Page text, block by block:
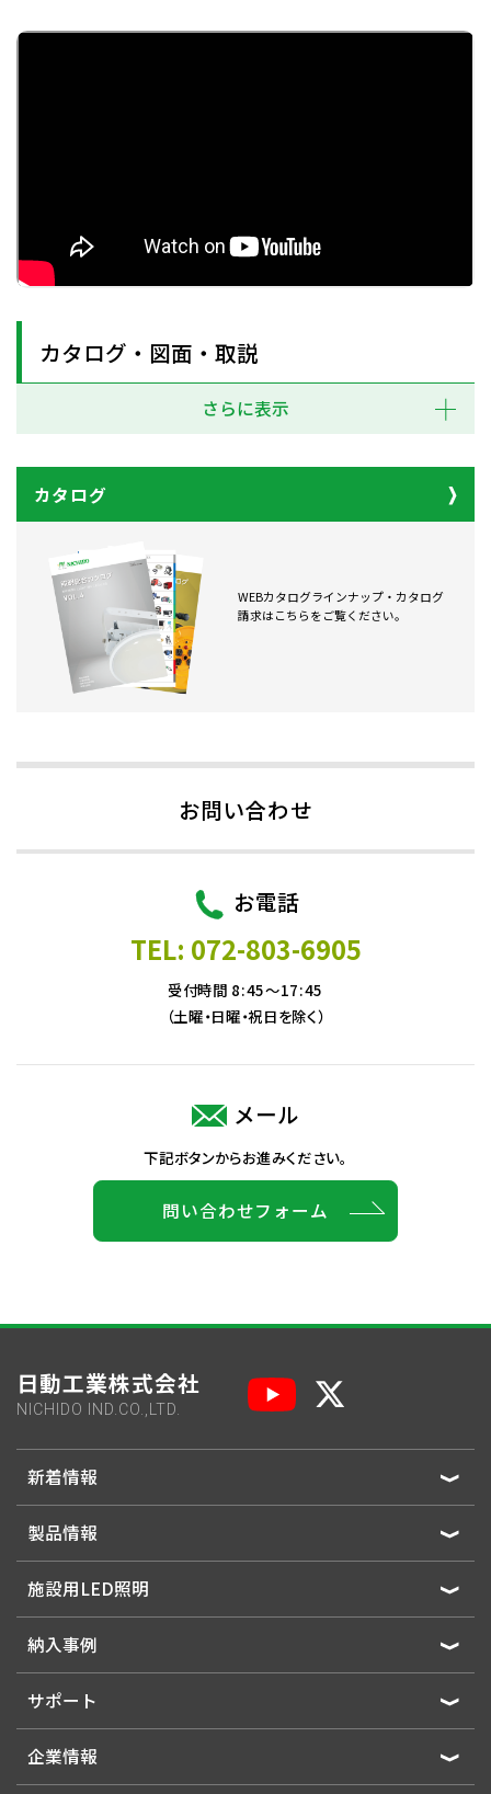
カタログ・図面・取説
さらに表示
カタログ
WEBカタログラインナップ・カタログ
請求はこちらをご覧ください。
お問い合わせ
お電話
TEL: 072-803-6905
受付時間 8:45～17:45
（土曜・日曜・祝日を除く）
メール
下記ボタンからお進みください。
問い合わせフォーム
日動工業株式会社
NICHIDO IND.CO.,LTD.
新着情報
製品情報
施設用LED照明
納入事例
サポート
企業情報